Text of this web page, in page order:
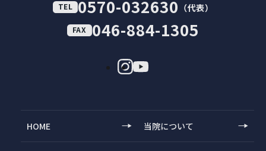
TEL 0570-032630 （代表）
FAX 046-884-1305
HOME 当院について